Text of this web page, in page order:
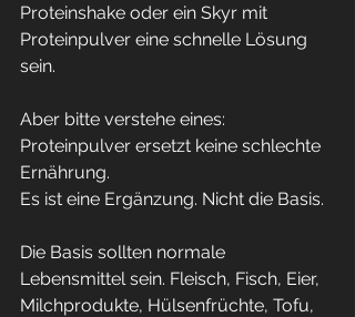
Proteinshake oder ein Skyr mit
Proteinpulver eine schnelle Lösung
sein.
Aber bitte verstehe eines:
Proteinpulver ersetzt keine schlechte
Ernährung.
Es ist eine Ergänzung. Nicht die Basis.
Die Basis sollten normale
Lebensmittel sein. Fleisch, Fisch, Eier,
Milchprodukte, Hülsenfrüchte, Tofu,